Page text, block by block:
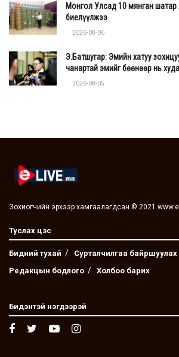
Монгол Улсад 10 мянган шатар
биелүүлжээ
2026-08-06
Э.Батшугар: Эмийн хатуу
чанартай эмийг бөөнөөр нь
2026-08-05
Зохиогчийн эрхээр хамгаалагдсан © 2021
Туслах цэс
Бидний тухай
Сурталчилгаа байршуулах
Редакцын бодлого
Холбоо барих
Бидэнтэй нэгдээрэй